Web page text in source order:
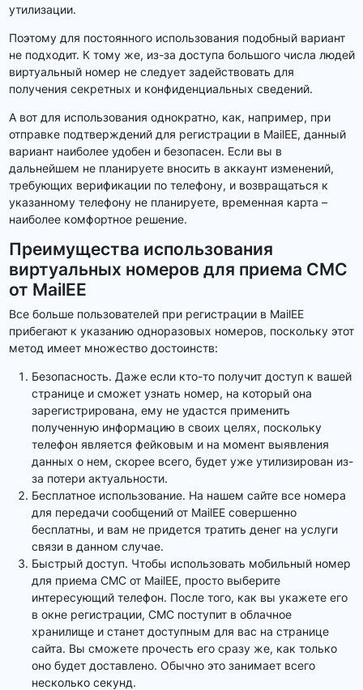
утилизации.
Поэтому для постоянного использования подобный вариант
не подходит. К тому же, из-за доступа большого числа людей
виртуальный номер не следует задействовать для
получения секретных и конфиденциальных сведений.
А вот для использования однократно, как, например, при
отправке подтверждений для регистрации в MailEE, данный
вариант наиболее удобен и безопасен. Если вы в
дальнейшем не планируете вносить в аккаунт изменений,
требующих верификации по телефону, и возвращаться к
указанному телефону не планируете, временная карта –
наиболее комфортное решение.
Преимущества использования
виртуальных номеров для приема СМС
от MailEE
Все больше пользователей при регистрации в MailEE
прибегают к указанию одноразовых номеров, поскольку этот
метод имеет множество достоинств:
Безопасность. Даже если кто-то получит доступ к вашей
странице и сможет узнать номер, на который она
зарегистрирована, ему не удастся применить
полученную информацию в своих целях, поскольку
телефон является фейковым и на момент выявления
данных о нем, скорее всего, будет уже утилизирован из-
за потери актуальности.
Бесплатное использование. На нашем сайте все номера
для передачи сообщений от MailEE совершенно
бесплатны, и вам не придется тратить денег на услуги
связи в данном случае.
Быстрый доступ. Чтобы использовать мобильный номер
для приема СМС от MailEE, просто выберите
интересующий телефон. После того, как вы укажете его
в окне регистрации, СМС поступит в облачное
хранилище и станет доступным для вас на странице
сайта. Вы сможете прочесть его сразу же, как только
оно будет доставлено. Обычно это занимает всего
несколько секунд.